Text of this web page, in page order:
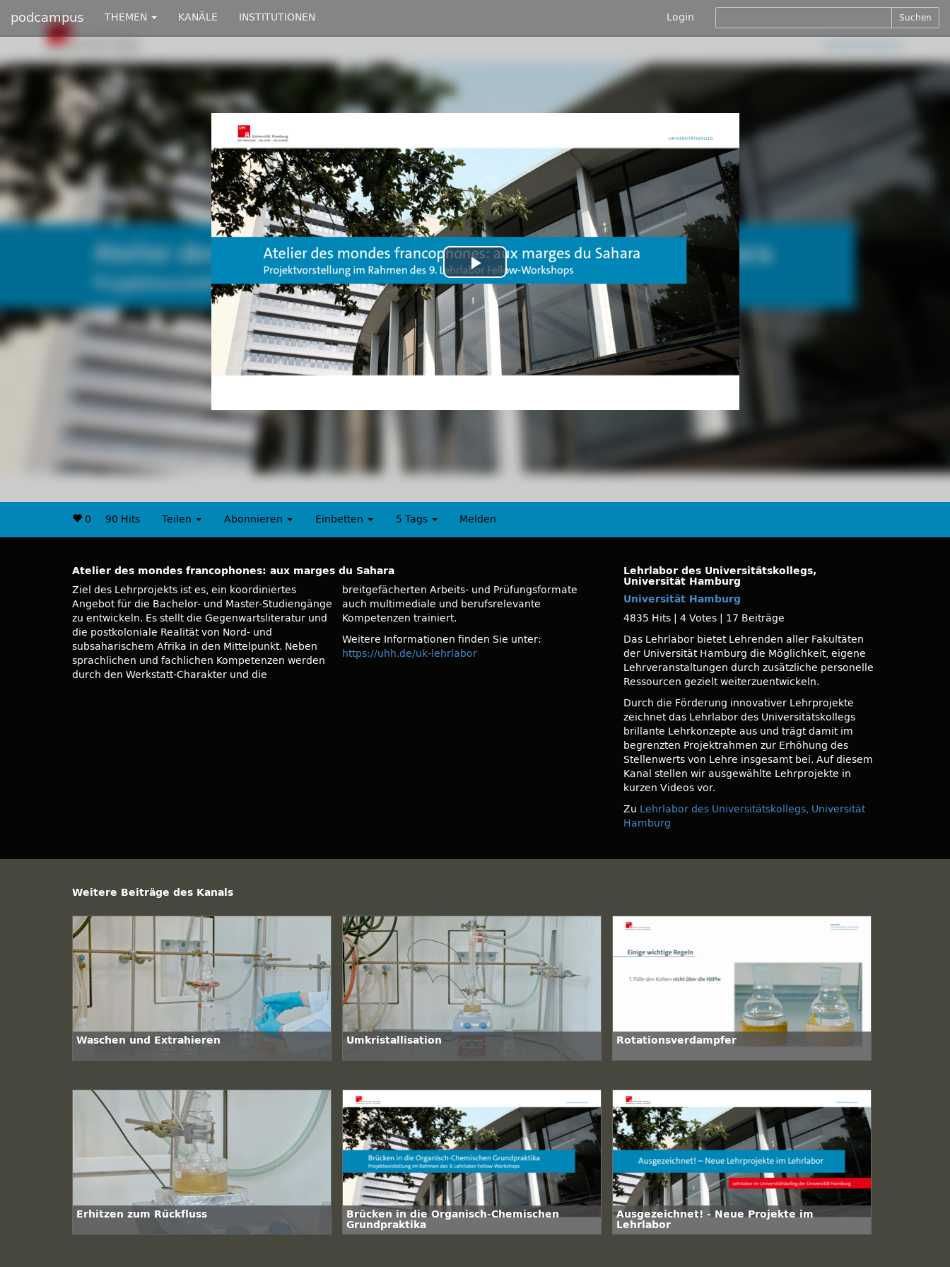
podcampus THEMEN KANÄLE INSTITUTIONEN Login Suchen
Play
Video
0 90 Hits Teilen Abonnieren Einbetten 5 Tags Melden
Atelier des mondes francophones: aux marges du Sahara
Ziel des Lehrprojekts ist es, ein koordiniertes
Angebot für die Bachelor- und Master-Studiengänge
zu entwickeln. Es stellt die Gegenwartsliteratur und
die postkoloniale Realität von Nord- und
subsaharischem Afrika in den Mittelpunkt. Neben
sprachlichen und fachlichen Kompetenzen werden
durch den Werkstatt-Charakter und die
breitgefächerten Arbeits- und Prüfungsformate
auch multimediale und berufsrelevante
Kompetenzen trainiert.
Weitere Informationen finden Sie unter:
https://uhh.de/uk-lehrlabor
Lehrlabor des Universitätskollegs,
Universität Hamburg
Universität Hamburg
4835 Hits
4 Votes
17 Beiträge
Das Lehrlabor bietet Lehrenden aller Fakultäten
der Universität Hamburg die Möglichkeit, eigene
Lehrveranstaltungen durch zusätzliche personelle
Ressourcen gezielt weiterzuentwickeln.
Durch die Förderung innovativer Lehrprojekte
zeichnet das Lehrlabor des Universitätskollegs
brillante Lehrkonzepte aus und trägt damit im
begrenzten Projektrahmen zur Erhöhung des
Stellenwerts von Lehre insgesamt bei. Auf diesem
Kanal stellen wir ausgewählte Lehrprojekte in
kurzen Videos vor.
Zu Lehrlabor des Universitätskollegs, Universität
Hamburg
Weitere Beiträge des Kanals
Waschen und Extrahieren Umkristallisation Rotationsverdampfer
Erhitzen zum Rückfluss
Brücken in die Organisch-Chemischen
Grundpraktika
Ausgezeichnet! - Neue Projekte im
Lehrlabor